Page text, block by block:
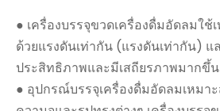
● เครื่องบรรจุขวดเครื่องดื่มอัดลมใช้
ด้วยแรงดันเท่ากัน (แรงดันเท่ากัน) แ
ประสิทธิภาพและมีเสถียรภาพมากขึ้น
● อุปกรณ์บรรจุเครื่องดื่มอัดลมเหมา